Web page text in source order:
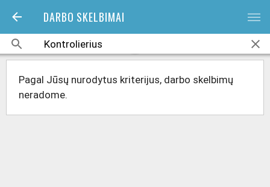
DARBO SKELBIMAI bars
Pagal Jūsų nurodytus kriterijus, darbo skelbimų
neradome.